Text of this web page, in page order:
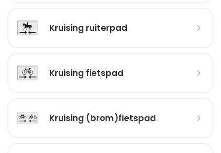
Kruising ruiterpad
Kruising fietspad
Kruising (brom)fietspad